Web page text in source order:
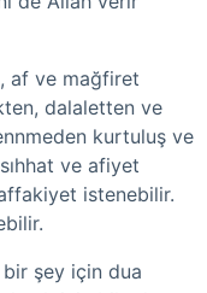
af ve mağfiret
dalaletten ve
kurtuluş ve
ve afiyet
istenebilir.
şey için dua